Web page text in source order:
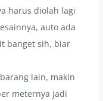
harus diolah lagi
auto ada
banget sih, biar
lain, makin
meternya jadi